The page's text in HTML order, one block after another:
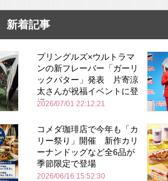
新着記事
プリングルズ×ウルトラマ
ンの新フレーバー「ガーリ
ックバター」発表 片寄涼
太さんが祝福イベントに登
場
2026/07/01 22:12:21
コメダ珈琲店で今年も「カ
リー祭り」開催 新作カリ
ーナンドッグなど全6品が
季節限定で登場
2026/06/16 15:52:30